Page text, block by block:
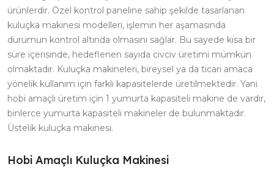
ürünlerdir. Özel kontrol paneline sahip şekilde tasarlanan
kuluçka makinesi modelleri, işlemin her aşamasında
durumun kontrol altında olmasını sağlar. Bu sayede kısa bir
süre içerisinde, hedeflenen sayıda civciv üretimi mümkün
olmaktadır. Kuluçka makineleri, bireysel ya da ticari amaca
yönelik kullanım için farklı kapasitelerde üretilmektedir. Yani
hobi amaçlı üretim için 1 yumurta kapasiteli makine de vardır,
binlerce yumurta kapasiteli makineler de bulunmaktadır.
Üstelik kuluçka makinesi.
Hobi Amaçlı Kuluçka Makinesi